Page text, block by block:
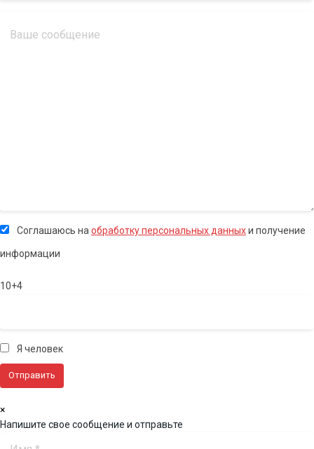
Соглашаюсь на обработку персональных данныхи получение
информации
10+4
Я человек
×
Напишите свое сообщение и отправьте